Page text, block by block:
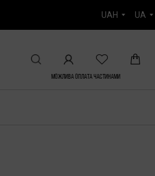
UAH UA
Можлива Оплата частинами